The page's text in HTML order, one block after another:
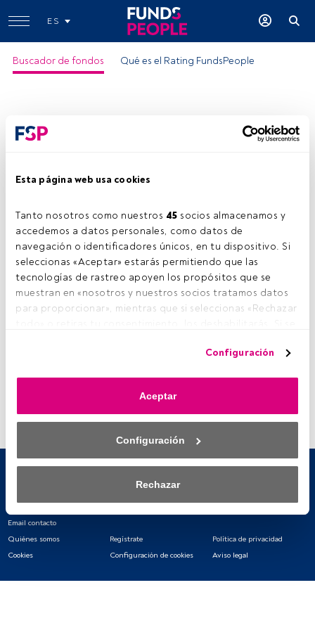
Esta página web usa cookies
Tanto nosotros como nuestros 45 socios almacenamos y
accedemos a datos personales, como datos de
navegación o identificadores únicos, en tu dispositivo. Si
seleccionas «Aceptar» estarás permitiendo que las
tecnologías de rastreo apoyen los propósitos que se
muestran en «nosotros y nuestros socios tratamos datos
para proporcionar», mientras que si seleccionas «Rechazar
anuncios que ves podrían dejar de ser relevantes para ti.
momento haciendo clic en el enlace «Preferencias de
privacidad» que aparece en la parte inferior de la página
la izquierda de la página web). Tus opciones tendrán
saber más, consulta nuestra política de privacidad.
datos para proporcionar:
activamente las características del dispositivo para su
identificación. Almacenar la información en un dispositivo
Configuración
Aceptar
Configuración
Rechazar
ES
Buscador de fondos Qué es el Rating FundsPeople
Email contacto
Quiénes somos
Regístrate
Política de privacidad
Cookies
Configuración de cookies Aviso legal